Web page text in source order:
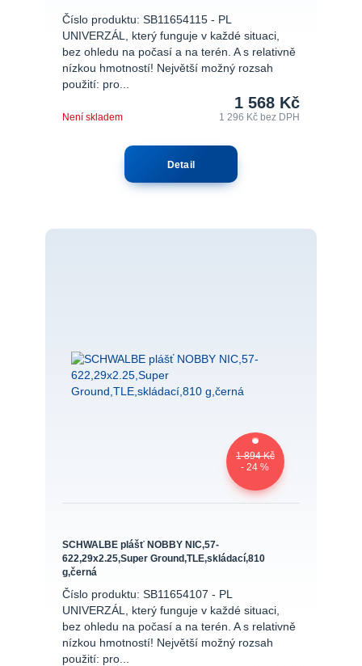
Číslo produktu: SB11654115 - PL
UNIVERZÁL, který funguje v každé situaci,
bez ohledu na počasí a na terén. A s relativně
nízkou hmotností! Největší možný rozsah
použití: pro...
1 568 Kč
1 296 Kč bez DPH
Není skladem
Detail
1 894 Kč
- 24 %
SCHWALBE plášť NOBBY NIC,57-
622,29x2.25,Super Ground,TLE,skládací,810
g,černá
Číslo produktu: SB11654107 - PL
UNIVERZÁL, který funguje v každé situaci,
bez ohledu na počasí a na terén. A s relativně
nízkou hmotností! Největší možný rozsah
použití: pro...